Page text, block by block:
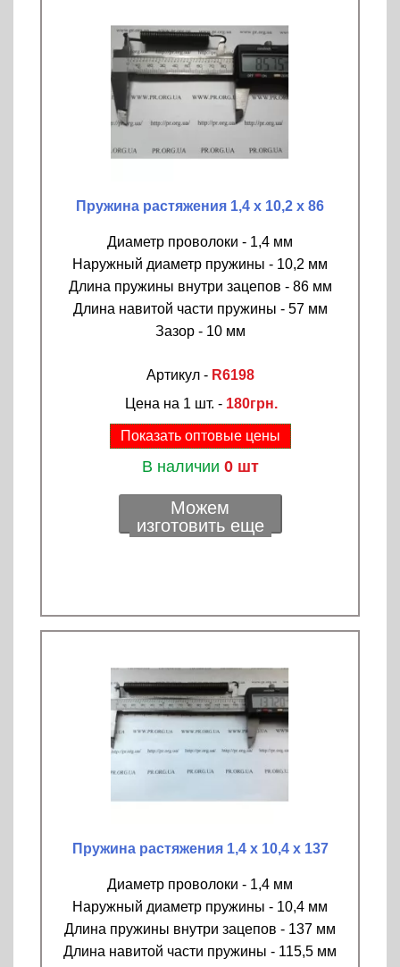
Пружина растяжения 1,4 х 10,2 х 86
Диаметр проволоки - 1,4 мм
Наружный диаметр пружины - 10,2 мм
Длина пружины внутри зацепов - 86 мм
Длина навитой части пружины - 57 мм
Зазор - 10 мм
Артикул - R6198
Цена на 1 шт. - 180грн.
Показать оптовые цены
В наличии 0 шт
Можем
изготовить еще
Пружина растяжения 1,4 х 10,4 х 137
Диаметр проволоки - 1,4 мм
Наружный диаметр пружины - 10,4 мм
Длина пружины внутри зацепов - 137 мм
Длина навитой части пружины - 115,5 мм